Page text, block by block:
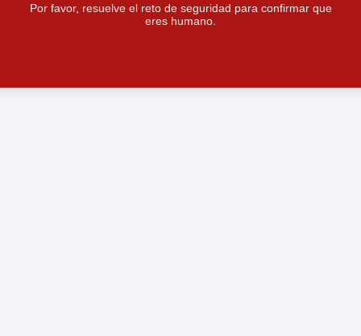
Por favor, resuelve el reto de seguridad para confirmar que
eres humano.